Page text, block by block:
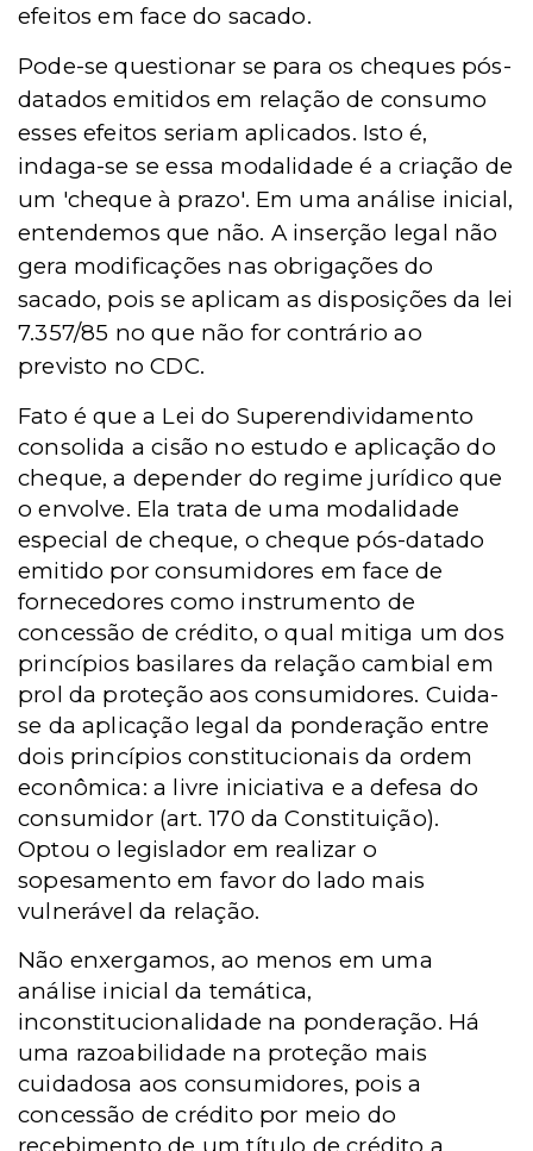
efeitos em face do sacado.
Pode-se questionar se para os cheques pós-
datados emitidos em relação de consumo
esses efeitos seriam aplicados. Isto é,
indaga-se se essa modalidade é a criação de
um 'cheque à prazo'. Em uma análise inicial,
entendemos que não. A inserção legal não
gera modificações nas obrigações do
sacado, pois se aplicam as disposições da lei
7.357/85 no que não for contrário ao
previsto no CDC.
Fato é que a Lei do Superendividamento
consolida a cisão no estudo e aplicação do
cheque, a depender do regime jurídico que
o envolve. Ela trata de uma modalidade
especial de cheque, o cheque pós-datado
emitido por consumidores em face de
fornecedores como instrumento de
concessão de crédito, o qual mitiga um dos
princípios basilares da relação cambial em
prol da proteção aos consumidores. Cuida-
se da aplicação legal da ponderação entre
dois princípios constitucionais da ordem
econômica: a livre iniciativa e a defesa do
consumidor (art. 170 da Constituição).
Optou o legislador em realizar o
sopesamento em favor do lado mais
vulnerável da relação.
Não enxergamos, ao menos em uma
análise inicial da temática,
inconstitucionalidade na ponderação. Há
uma razoabilidade na proteção mais
cuidadosa aos consumidores, pois a
concessão de crédito por meio do